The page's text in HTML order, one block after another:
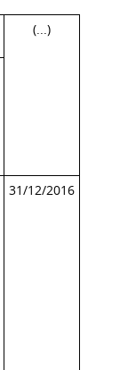
(...)
31/12/2016